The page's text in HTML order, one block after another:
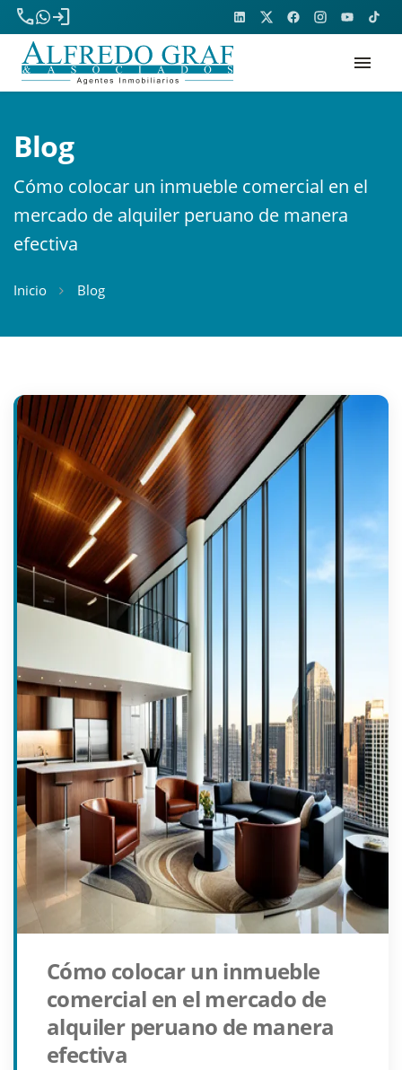
phone
login
menu
Blog
Cómo colocar un inmueble comercial en el
mercado de alquiler peruano de manera
efectiva
Inicio Blog
Cómo colocar un inmueble
comercial en el mercado de
alquiler peruano de manera
efectiva